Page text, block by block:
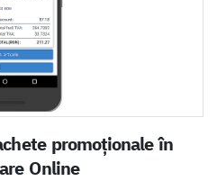
promoționale în
Online